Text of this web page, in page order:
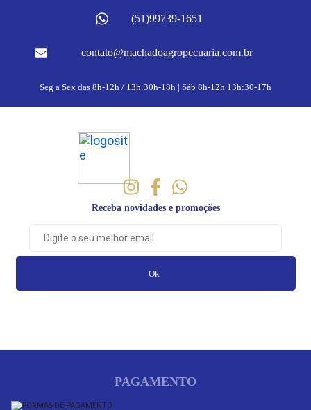
(51)99739-1651
contato@machadoagropecuaria.com.br
Seg a Sex das 8h-12h / 13h:30h-18h | Sáb 8h-12h 13h:30-17h
Receba novidades e promoções
Ok
PAGAMENTO